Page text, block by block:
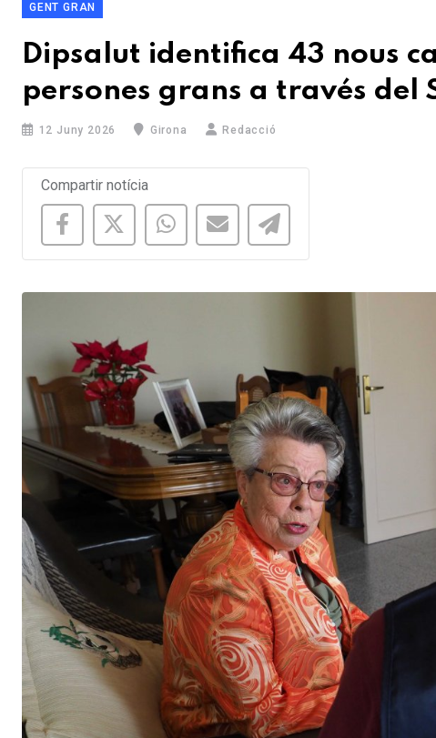
GENT GRAN
Dipsalut identifica 43 nous
persones grans a través del
12 Juny 2026 Girona Redacció
Compartir notícia